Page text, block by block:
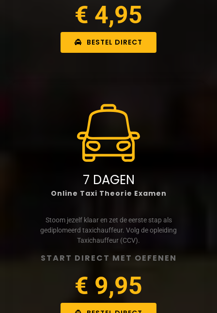
€ 4,95
BESTEL DIRECT
7 DAGEN
Online Taxi Theorie Examen
Stoom jezelf klaar en zet de eerste stap als
gediplomeerd taxichauffeur. Volg de opleiding
Taxichauffeur (CCV).
START DIRECT MET OEFENEN
€ 9,95